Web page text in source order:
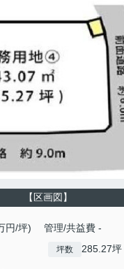
【区画図】
円/坪) 管理/共益費 -
坪数 285.27坪